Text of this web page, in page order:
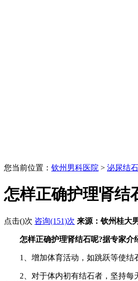
您当前位置： 钦州男科医院 > 泌尿结石
怎样正确护理肾结
点击()次 咨询(151)次 来源：钦州桂大
怎样正确护理肾结石呢?据专家介
1、增加体育活动，如跳跃等使结
2、对于体内初有结石者，坚持每天